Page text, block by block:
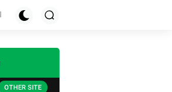
OTHER SITE